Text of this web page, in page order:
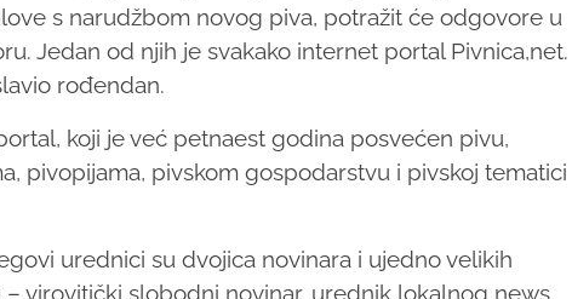
s narudžbom novog piva, potražit će odgovore u
Jedan od njih je svakako internet portal Pivnica,net.
rođendan.
koji je već petnaest godina posvećen pivu,
pivopijama, pivskom gospodarstvu i pivskoj tematici
urednici su dvojica novinara i ujedno velikih
virovitički slobodni novinar, urednik lokalnog news